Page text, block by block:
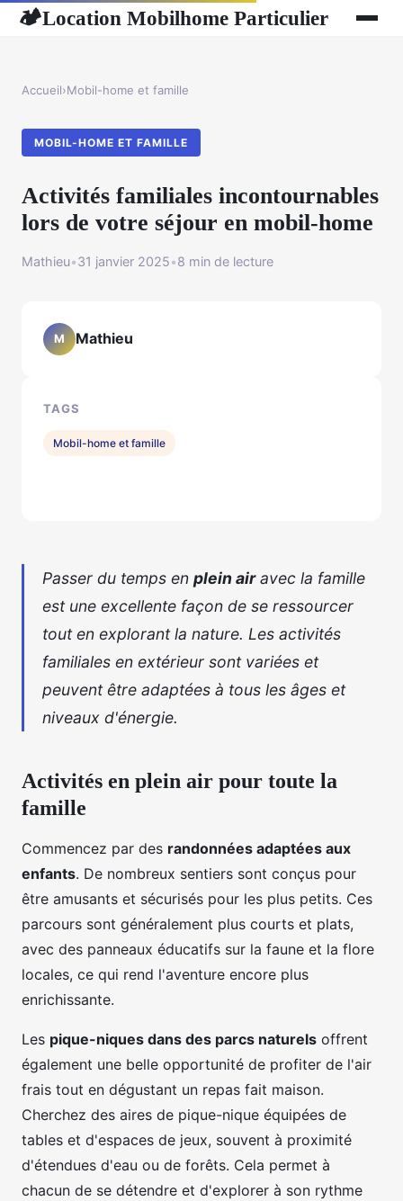
🏕Location Mobilhome Particulier
Accueil›Mobil-home et famille
MOBIL-HOME ET FAMILLE
Activités familiales incontournables
lors de votre séjour en mobil-home
Mathieu•31 janvier 2025•8 min de lecture
Passer du temps en plein airavec la famille
est une excellente façon de se ressourcer
tout en explorant la nature. Les activités
familiales en extérieur sont variées et
peuvent être adaptées à tous les âges et
niveaux d'énergie.
Activités en plein air pour toute la
famille
Commencez par des randonnées adaptées aux
enfants. De nombreux sentiers sont conçus pour
être amusants et sécurisés pour les plus petits. Ces
parcours sont généralement plus courts et plats,
avec des panneaux éducatifs sur la faune et la flore
locales, ce qui rend l'aventure encore plus
enrichissante.
Les pique-niques dans des parcs naturels offrent
également une belle opportunité de profiter de l'air
frais tout en dégustant un repas fait maison.
Cherchez des aires de pique-nique équipées de
tables et d'espaces de jeux, souvent à proximité
d'étendues d'eau ou de forêts. Cela permet à
chacun de se détendre et d'explorer à son rythme
M Mathieu
TAGS
Mobil-home et famille